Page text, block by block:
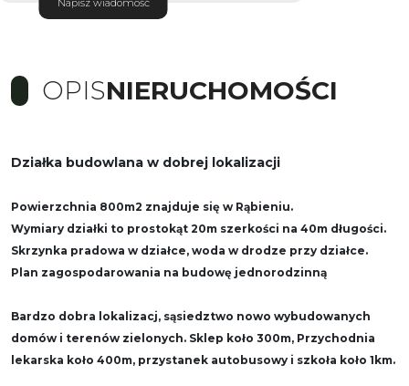
Napisz wiadomość
OPISNIERUCHOMOŚCI
Działka budowlana w dobrej lokalizacji
Powierzchnia 800m2 znajduje się w Rąbieniu.
Wymiary działki to prostokąt 20m szerkości na 40m długości.
Skrzynka pradowa w działce, woda w drodze przy działce.
Plan zagospodarowania na budowę jednorodzinną
Bardzo dobra lokalizacj, sąsiedztwo nowo wybudowanych
domów i terenów zielonych. Sklep koło 300m, Przychodnia
lekarska koło 400m, przystanek autobusowy i szkoła koło 1km.